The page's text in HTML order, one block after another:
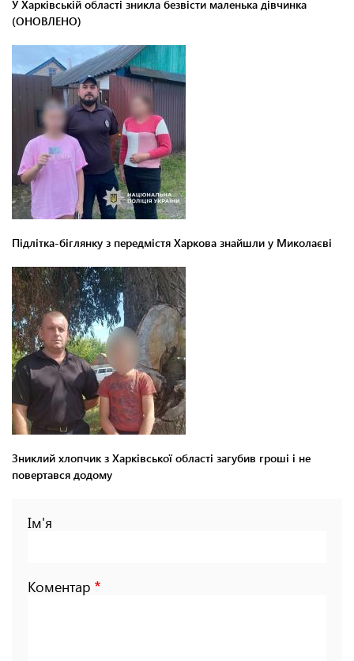
У Харківській області зникла безвісти маленька дівчинка
(ОНОВЛЕНО)
Підлітка-біглянку з передмістя Харкова знайшли у Миколаєві
Зниклий хлопчик з Харківської області загубив гроші і не
повертався додому
Ім'я
Коментар